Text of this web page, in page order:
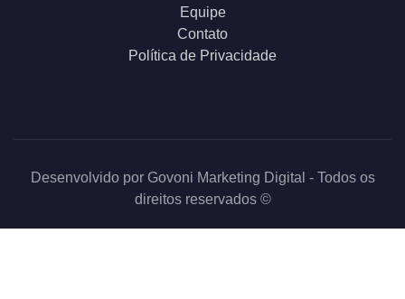
Equipe
Contato
Política de Privacidade
Desenvolvido porGovoni Marketing Digital - Todos os
direitos reservados ©